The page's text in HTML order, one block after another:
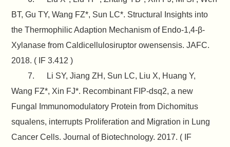
BT, Gu TY, Wang FZ*, Sun LC*. Structural Insights into
the Thermophilic Adaption Mechanism of Endo-1,4-β-
Xylanase from Caldicellulosiruptor owensensis. JAFC.
2018. ( IF 3.412 )
7. Li SY, Jiang ZH, Sun LC, Liu X, Huang Y,
Wang FZ*, Xin FJ*. Recombinant FIP-dsq2, a new
Fungal Immunomodulatory Protein from Dichomitus
squalens, interrupts Proliferation and Migration in Lung
Cancer Cells. Journal of Biotechnology. 2017. ( IF